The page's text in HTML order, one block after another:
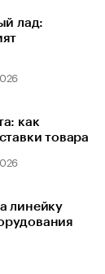
лад:
как
товара
линейку